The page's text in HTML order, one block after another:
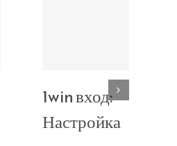
1win вход:
Настройка